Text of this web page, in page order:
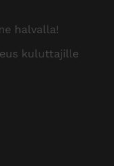
halvalla!
kuluttajille